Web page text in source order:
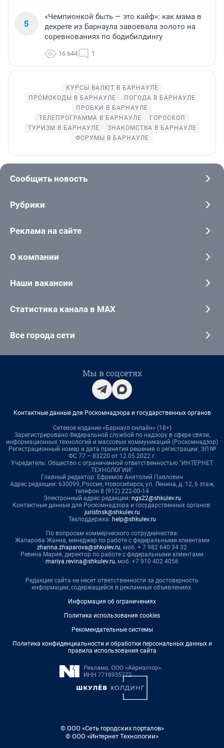
5
«Чемпионкой быть — это кайф»: как мама в
декрете из Барнаула завоевала золото на
соревнованиях по бодибилдингу
16 644 1
КУРСЫ ВАЛЮТ В БАРНАУЛЕ
ПРОМОКОДЫ В БАРНАУЛЕ
ПОГОДА В БАРНАУЛЕ
ПРОБКИ В БАРНАУЛЕ
ТЕЛЕПРОГРАММА В БАРНАУЛЕ
ГОРОСКОП
ТУРИЗМ В БАРНАУЛЕ
ЗНАКОМСТВА В БАРНАУЛЕ
ФОРУМЫ В БАРНАУЛЕ
Сообщить новость
Рубрики
Реклама на сайте
О компании
Наши вакансии
Статистика канала в MAX
Все города сети
Мы в соцсетях
Контактные данные для Роскомнадзора и государственных органов
Сетевое издание «Барнаул онлайн» (18+)
Зарегистрировано Федеральной службой по надзору в сфере связи,
информационных технологий и массовых коммуникаций (Роскомнадзор)
Регистрационный номер и дата принятия решения о регистрации: ЭЛ №
ФС 77 – 83220 от 12.05.2022 г.
Учредитель: Общество с ограниченной ответственностью "ИНТЕРНЕТ
ТЕХНОЛОГИИ"
Главный редактор: Ефремов Анатолий Павлович
Адрес редакции: 630099, Россия, Новосибирск, ул. Ленина, д. 12, 6 этаж,
телефон 8 (912) 222-00-14
Электронный адрес редакции: ngs22@shkulev.ru
Контактные данные для Роскомнадзора и государственных органов:
juristnsk@shkulev.ru
Техподдержка: help@shkulev.ru
По вопросам коммерческого сотрудничества:
Жапарова Жанна, менеджер по работе с федеральными клиентами
zhanna.zhaparova@shkulev.ru, моб. + 7 982 640 34 32
Ревина Мария, директор по работе с федеральными клиентами
mariya.revina@shkulev.ru, моб. +7 910 402 4056
Редакция сайта не несет ответственности за достоверность
информации, содержащейся в рекламных объявлениях.
Информация об ограничениях
Политика использования cookies
Рекомендательные системы
Политика конфиденциальности и обработки персональных данных и
правила использования сайта
© ООО «Сеть городских порталов»
© ООО «Интернет Технологии»